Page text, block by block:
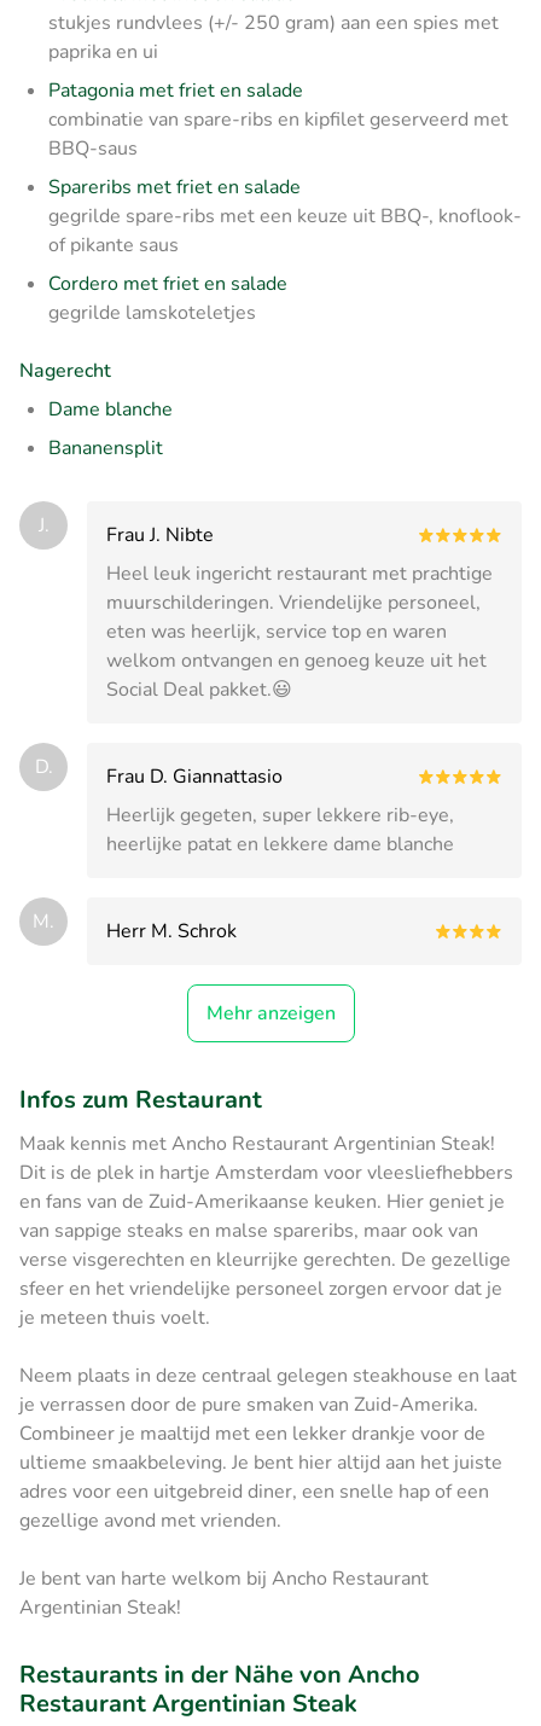
stukjes rundvlees (+/- 250 gram) aan een spies met
paprika en ui
Patagonia met friet en salade
combinatie van spare-ribs en kipfilet geserveerd met
BBQ-saus
Spareribs met friet en salade
gegrilde spare-ribs met een keuze uit BBQ-, knoflook-
of pikante saus
Cordero met friet en salade
gegrilde lamskoteletjes
Nagerecht
Dame blanche
Bananensplit
J.
Frau J. Nibte
Heel leuk ingericht restaurant met prachtige
muurschilderingen. Vriendelijke personeel,
eten was heerlijk, service top en waren
welkom ontvangen en genoeg keuze uit het
Social Deal pakket.😃
D.
Frau D. Giannattasio
Heerlijk gegeten, super lekkere rib-eye,
heerlijke patat en lekkere dame blanche
M. Herr M. Schrok
Mehr anzeigen
Infos zum Restaurant
Maak kennis met Ancho Restaurant Argentinian Steak!
Dit is de plek in hartje Amsterdam voor vleesliefhebbers
en fans van de Zuid-Amerikaanse keuken. Hier geniet je
van sappige steaks en malse spareribs, maar ook van
verse visgerechten en kleurrijke gerechten. De gezellige
sfeer en het vriendelijke personeel zorgen ervoor dat je
je meteen thuis voelt.
Neem plaats in deze centraal gelegen steakhouse en laat
je verrassen door de pure smaken van Zuid-Amerika.
Combineer je maaltijd met een lekker drankje voor de
ultieme smaakbeleving. Je bent hier altijd aan het juiste
adres voor een uitgebreid diner, een snelle hap of een
gezellige avond met vrienden.
Je bent van harte welkom bij Ancho Restaurant
Argentinian Steak!
Restaurants in der Nähe von Ancho
Restaurant Argentinian Steak